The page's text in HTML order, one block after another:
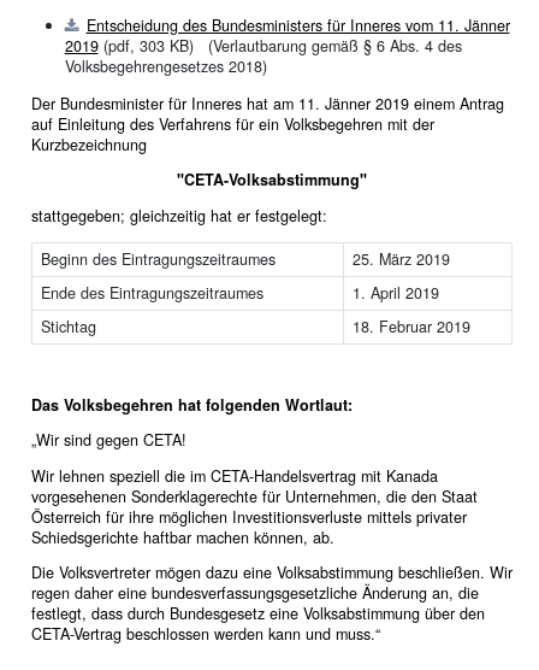
Entscheidung des Bundesministers für Inneres vom 11. Jänner
2019(pdf, 303 KB)
(Verlautbarung gemäß § 6 Abs. 4 des
Volksbegehrengesetzes 2018)
Der Bundesminister für Inneres hat am 11. Jänner 2019 einem Antrag
auf Einleitung des Verfahrens für ein Volksbegehren mit der
Kurzbezeichnung
"CETA-Volksabstimmung"
stattgegeben; gleichzeitig hat er festgelegt:
Beginn des Eintragungszeitraumes
25. März 2019
Ende des Eintragungszeitraumes
1. April 2019
Stichtag
18. Februar 2019
Das Volksbegehren hat folgenden Wortlaut:
„Wir sind gegen CETA!
Wir lehnen speziell die im CETA-Handelsvertrag mit Kanada
vorgesehenen Sonderklagerechte für Unternehmen, die den Staat
Österreich für ihre möglichen Investitionsverluste mittels privater
Schiedsgerichte haftbar machen können, ab.
Die Volksvertreter mögen dazu eine Volksabstimmung beschließen. Wir
regen daher eine bundesverfassungsgesetzliche Änderung an, die
festlegt, dass durch Bundesgesetz eine Volksabstimmung über den
CETA-Vertrag beschlossen werden kann und muss.“